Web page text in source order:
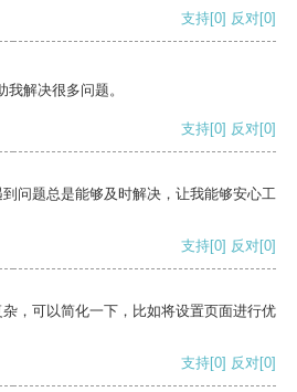
支持[0] 反对[0]
解决很多问题。
支持[0] 反对[0]
问题总是能够及时解决，让我能够安心工
支持[0] 反对[0]
，可以简化一下，比如将设置页面进行优
支持[0] 反对[0]